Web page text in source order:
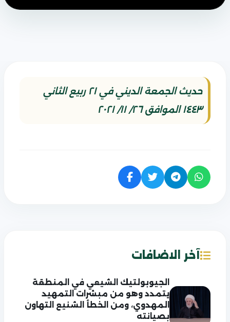
حديث الجمعة الديني في ٢١ ربيع الثاني
١٤٤٣ الموافق ٢٦/ ١١/ ٢٠٢١
آخر الاضافات
الجيوبولتيك الشيعي في المنطقة
يتمدد وهو من مبشرات التمهيد
المهدوي، ومن الخطأ الشنيع التهاون
بصيانته